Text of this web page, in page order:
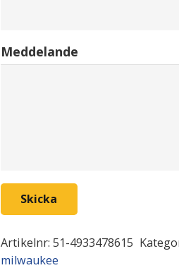
Meddelande
Skicka
Artikelnr: 51-4933478615
milwaukee